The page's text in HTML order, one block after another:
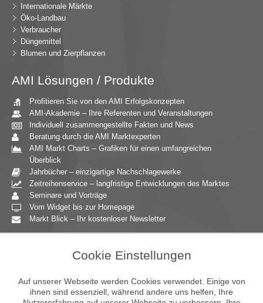
Internationale Märkte
Öko-Landbau
Verbraucher
Düngemittel
Blumen und Zierpflanzen
AMI Lösungen / Produkte
Profitieren Sie von den AMI Erfolgskonzepten
AMI-Akademie – Ihre Referenten und Veranstaltungen
Individuell zusammengestellte Fakten und News
Beratung durch die AMI Marktexperten
AMI Markt Charts – Grafiken für einen umfangreichen
Überblick
Jahrbücher – einzigartige Nachschlagewerke
Zeitreihenservice – langfristige Entwicklungen des Marktes
Seminare und Vorträge
Vom Widget bis zur Homepage
Markt Blick – Ihr kostenloser Newsletter
Unternehmensberatung
Ernährungsgewerbe
Cookie Einstellungen
Auf unserer Webseite werden Cookies verwendet. Einige von
ihnen sind essenziell, während andere uns helfen, Ihre